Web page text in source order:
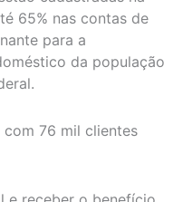
65% nas contas de
para a
da população
76 mil clientes